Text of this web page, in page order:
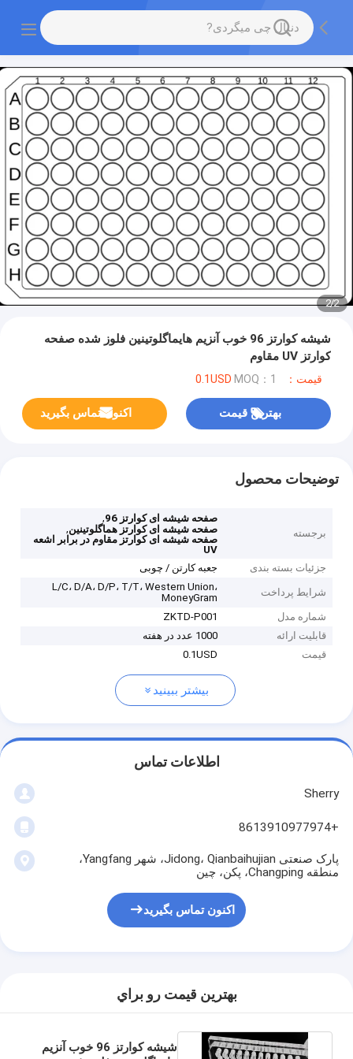
2
/
2
شیشه کوارتز 96 خوب آنزیم هایماگلوتینین فلوز شده صفحه
کوارتز UV مقاوم
قیمت：0.1USD MOQ：1
بهترین قیمت اکنون تماس بگیرید
توضیحات محصول
برجسته
صفحه شیشه ای کوارتز 96
,
صفحه شیشه ای کوارتز هماگلوتینین,
صفحه شیشه ای کوارتز مقاوم در برابر اشعه
UV
جزئیات بسته بندی
جعبه کارتن / چوبی
شرایط پرداخت
L/C، D/A، D/P، T/T، Western Union،
MoneyGram
شماره مدل
ZKTD-P001
قابلیت ارائه
1000 عدد در هفته
قیمت
0.1USD
بیشتر ببینید
اطلاعات تماس
Sherry
+8613910977974
پارک صنعتی Jidong، Qianbaihujian، شهر Yangfang،
منطقه Changping، پکن، چین
اکنون تماس بگیرید
بهترين قيمت رو براي
شیشه کوارتز 96 خوب آنزیم